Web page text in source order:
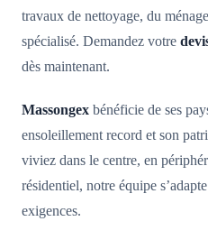
travaux de nettoyage, du
spécialisé. Demandez votre
dès maintenant.
Massongex bénéficie de ses
ensoleillement record et son
viviez dans le centre, en
résidentiel, notre équipe
exigences.